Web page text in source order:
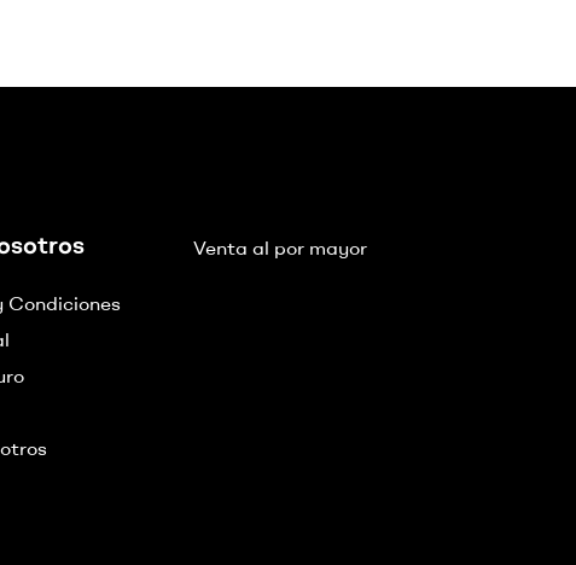
Condiciones
Venta al por mayor